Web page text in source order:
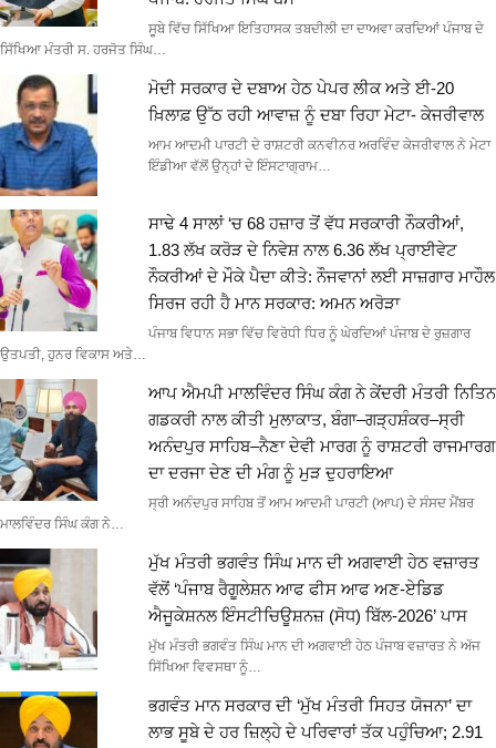
ਸੂਬੇ ਵਿੱਚ ਸਿੱਖਿਆ ਇਤਿਹਾਸਕ ਤਬਦੀਲੀ ਦਾ ਦਾਅਵਾ ਕਰਦਿਆਂ ਪੰਜਾਬ ਦੇ
ਸਿੱਖਿਆ ਮੰਤਰੀ ਸ. ਹਰਜੋਤ ਸਿੰਘ…
ਮੋਦੀ ਸਰਕਾਰ ਦੇ ਦਬਾਅ ਹੇਠ ਪੇਪਰ ਲੀਕ ਅਤੇ ਈ-20
ਖ਼ਿਲਾਫ਼ ਉੱਠ ਰਹੀ ਆਵਾਜ਼ ਨੂੰ ਦਬਾ ਰਿਹਾ ਮੇਟਾ- ਕੇਜਰੀਵਾਲ
ਆਮ ਆਦਮੀ ਪਾਰਟੀ ਦੇ ਰਾਸ਼ਟਰੀ ਕਨਵੀਨਰ ਅਰਵਿੰਦ ਕੇਜਰੀਵਾਲ ਨੇ ਮੇਟਾ
ਇੰਡੀਆ ਵੱਲੋਂ ਉਨ੍ਹਾਂ ਦੇ ਇੰਸਟਾਗ੍ਰਾਮ…
ਸਾਢੇ 4 ਸਾਲਾਂ ‘ਚ 68 ਹਜ਼ਾਰ ਤੋਂ ਵੱਧ ਸਰਕਾਰੀ ਨੌਕਰੀਆਂ,
1.83 ਲੱਖ ਕਰੋੜ ਦੇ ਨਿਵੇਸ਼ ਨਾਲ 6.36 ਲੱਖ ਪ੍ਰਾਈਵੇਟ
ਨੌਕਰੀਆਂ ਦੇ ਮੌਕੇ ਪੈਦਾ ਕੀਤੇ: ਨੌਜਵਾਨਾਂ ਲਈ ਸਾਜ਼ਗਾਰ ਮਾਹੌਲ
ਸਿਰਜ ਰਹੀ ਹੈ ਮਾਨ ਸਰਕਾਰ: ਅਮਨ ਅਰੋੜਾ
ਪੰਜਾਬ ਵਿਧਾਨ ਸਭਾ ਵਿੱਚ ਵਿਰੋਧੀ ਧਿਰ ਨੂੰ ਘੇਰਦਿਆਂ ਪੰਜਾਬ ਦੇ ਰੁਜ਼ਗਾਰ
ਉਤਪਤੀ, ਹੁਨਰ ਵਿਕਾਸ ਅਤੇ…
ਆਪ ਐਮਪੀ ਮਾਲਵਿੰਦਰ ਸਿੰਘ ਕੰਗ ਨੇ ਕੇਂਦਰੀ ਮੰਤਰੀ ਨਿਤਿਨ
ਗਡਕਰੀ ਨਾਲ ਕੀਤੀ ਮੁਲਾਕਾਤ, ਬੰਗਾ–ਗੜ੍ਹਸ਼ੰਕਰ–ਸ੍ਰੀ
ਅਨੰਦਪੁਰ ਸਾਹਿਬ–ਨੈਣਾ ਦੇਵੀ ਮਾਰਗ ਨੂੰ ਰਾਸ਼ਟਰੀ ਰਾਜਮਾਰਗ
ਦਾ ਦਰਜਾ ਦੇਣ ਦੀ ਮੰਗ ਨੂੰ ਮੁੜ ਦੁਹਰਾਇਆ
ਸ੍ਰੀ ਅਨੰਦਪੁਰ ਸਾਹਿਬ ਤੋਂ ਆਮ ਆਦਮੀ ਪਾਰਟੀ (ਆਪ) ਦੇ ਸੰਸਦ ਮੈਂਬਰ
ਮਾਲਵਿੰਦਰ ਸਿੰਘ ਕੰਗ ਨੇ…
ਮੁੱਖ ਮੰਤਰੀ ਭਗਵੰਤ ਸਿੰਘ ਮਾਨ ਦੀ ਅਗਵਾਈ ਹੇਠ ਵਜ਼ਾਰਤ
ਵੱਲੋਂ ‘ਪੰਜਾਬ ਰੈਗੂਲੇਸ਼ਨ ਆਫ ਫੀਸ ਆਫ ਅਣ-ਏਡਿਡ
ਐਜੂਕੇਸ਼ਨਲ ਇੰਸਟੀਚਿਊਸ਼ਨਜ਼ (ਸੋਧ) ਬਿੱਲ-2026’ ਪਾਸ
ਮੁੱਖ ਮੰਤਰੀ ਭਗਵੰਤ ਸਿੰਘ ਮਾਨ ਦੀ ਅਗਵਾਈ ਹੇਠ ਪੰਜਾਬ ਵਜ਼ਾਰਤ ਨੇ ਅੱਜ
ਸਿੱਖਿਆ ਵਿਵਸਥਾ ਨੂੰ…
ਭਗਵੰਤ ਮਾਨ ਸਰਕਾਰ ਦੀ ‘ਮੁੱਖ ਮੰਤਰੀ ਸਿਹਤ ਯੋਜਨਾ’ ਦਾ
ਲਾਭ ਸੂਬੇ ਦੇ ਹਰ ਜ਼ਿਲ੍ਹੇ ਦੇ ਪਰਿਵਾਰਾਂ ਤੱਕ ਪਹੁੰਚਿਆ; 2.91